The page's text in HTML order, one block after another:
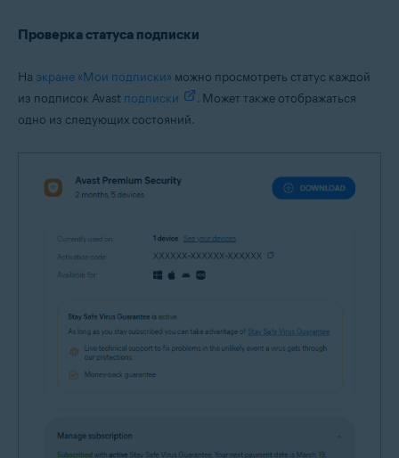
Проверка статуса подписки
На экране «Мои подписки» можно просмотреть статус каждой
из подписок Avast подписки
. Может также отображаться
одно из следующих состояний.